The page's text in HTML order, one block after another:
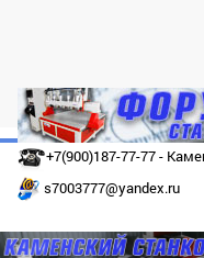
+7(900)187-77-77 -
s7003777@yandex.ru